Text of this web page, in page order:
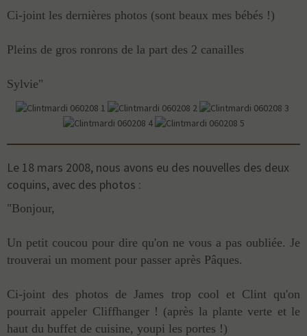
Ci-joint les dernières photos (sont beaux mes bébés !)
Pleins de gros ronrons de la part des 2 canailles
Sylvie"
Le 18 mars 2008, nous avons eu des nouvelles des deux
coquins, avec des photos :
"Bonjour,
Un petit coucou pour dire qu'on ne vous a pas oubliée. Je
trouverai un moment pour passer après Pâques.
Ci-joint des photos de James trop cool et Clint qu'on
pourrait appeler Cliffhanger ! (après la plante verte et le
haut du buffet de cuisine, youpi les portes !)